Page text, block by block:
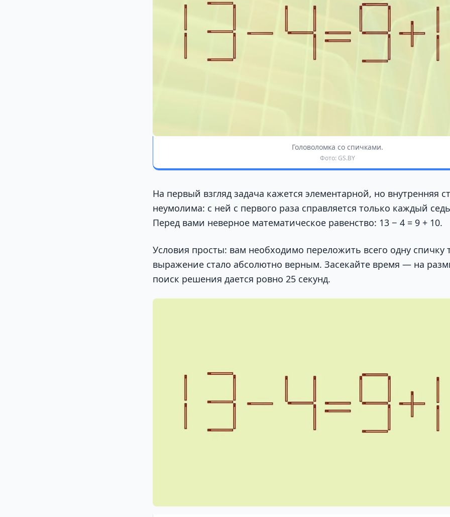
Головоломка со спичками.
Фото: GS.BY
На первый взгляд задача кажется элементарной, но внутренняя
неумолима: с ней с первого раза справляется только каждый
Перед вами неверное математическое равенство: 13 − 4 = 9 + 10.
Условия просты: вам необходимо переложить всего одну спичку
выражение стало абсолютно верным. Засекайте время — на
поиск решения дается ровно 25 секунд.